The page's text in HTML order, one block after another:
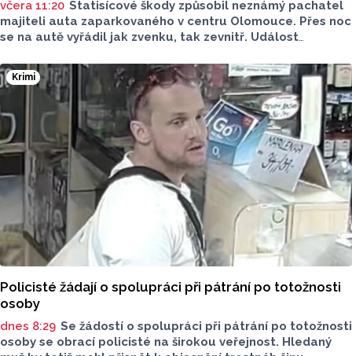
včera 11:20 Statisícové škody způsobil neznámý pachatel
majiteli auta zaparkovaného v centru Olomouce. Přes noc
se na autě vyřádil jak zvenku, tak zevnitř. Událost
informovala tisková mluvčí Marie Šafářová. Pachateli
hrozí i vězení.
Krimi
Policisté žádají o spolupráci při pátrání po totožnosti
osoby
dnes 8:29 Se žádostí o spolupráci při pátrání po totožnosti
osoby se obrací policisté na širokou veřejnost. Hledaný